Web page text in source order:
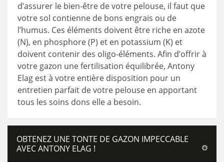
d’assurer le bien-être de votre pelouse, il faut que
votre sol contienne de bons engrais ou de
l’humus. Ces éléments doivent être riche en azote
(N), en phosphore (P) et en potassium (K) et
doivent contenir des oligo-éléments. Afin d’offrir à
votre gazon une fertilisation équilibrée, Antony
Elag est à votre entière disposition pour un
entretien parfait de votre pelouse en apportant
tous les soins dons elle a besoin.
OBTENEZ UNE TONTE DE GAZON IMPECCABLE
AVEC ANTONY ELAG !